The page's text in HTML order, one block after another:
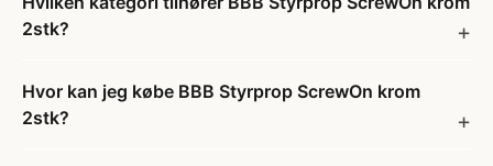
2stk?
Hvor kan jeg købe BBB Styrprop ScrewOn krom
2stk?